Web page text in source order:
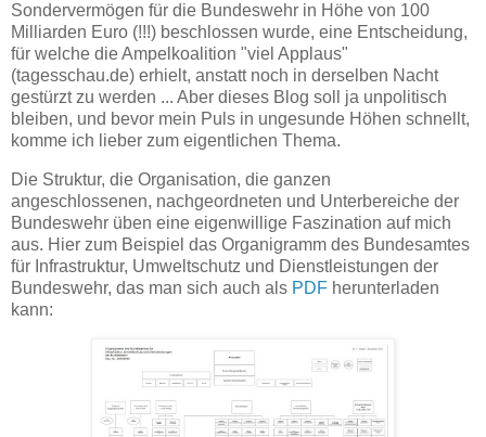
Sondervermögen für die Bundeswehr in Höhe von 100
Milliarden Euro (!!!) beschlossen wurde, eine Entscheidung,
für welche die Ampelkoalition "viel Applaus"
(tagesschau.de) erhielt, anstatt noch in derselben Nacht
gestürzt zu werden ... Aber dieses Blog soll ja unpolitisch
bleiben, und bevor mein Puls in ungesunde Höhen schnellt,
komme ich lieber zum eigentlichen Thema.
Die Struktur, die Organisation, die ganzen
angeschlossenen, nachgeordneten und Unterbereiche der
Bundeswehr üben eine eigenwillige Faszination auf mich
aus. Hier zum Beispiel das Organigramm des Bundesamtes
für Infrastruktur, Umweltschutz und Dienstleistungen der
Bundeswehr, das man sich auch als PDF herunterladen
kann: